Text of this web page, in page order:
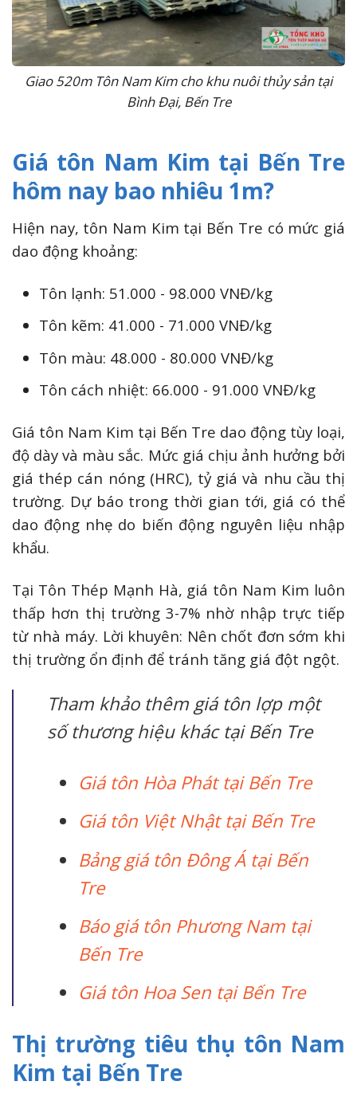
Giao 520m Tôn Nam Kim cho khu nuôi thủy sản tại
Bình Đại, Bến Tre
Giá tôn Nam Kim tại Bến Tre
hôm nay bao nhiêu 1m?
Hiện nay, tôn Nam Kim tại Bến Tre có mức giá
dao động khoảng:
Tôn lạnh: 51.000 - 98.000 VNĐ/kg
Tôn kẽm: 41.000 - 71.000 VNĐ/kg
Tôn màu: 48.000 - 80.000 VNĐ/kg
Tôn cách nhiệt: 66.000 - 91.000 VNĐ/kg
Giá tôn Nam Kim tại Bến Tre dao động tùy loại,
độ dày và màu sắc. Mức giá chịu ảnh hưởng bởi
giá thép cán nóng (HRC), tỷ giá và nhu cầu thị
trường. Dự báo trong thời gian tới, giá có thể
dao động nhẹ do biến động nguyên liệu nhập
khẩu.
Tại Tôn Thép Mạnh Hà, giá tôn Nam Kim luôn
thấp hơn thị trường 3-7% nhờ nhập trực tiếp
từ nhà máy. Lời khuyên: Nên chốt đơn sớm khi
thị trường ổn định để tránh tăng giá đột ngột.
Tham khảo thêm giá tôn lợp một
số thương hiệu khác tại Bến Tre
Giá tôn Hòa Phát tại Bến Tre
Giá tôn Việt Nhật tại Bến Tre
Bảng giá tôn Đông Á tại Bến
Tre
Báo giá tôn Phương Nam tại
Bến Tre
Giá tôn Hoa Sen tại Bến Tre
Thị trường tiêu thụ tôn Nam
Kim tại Bến Tre